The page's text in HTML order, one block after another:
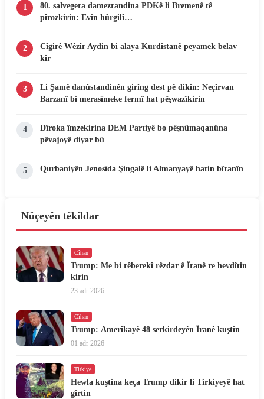
1
80. salvegera damezrandina PDKê li Bremenê tê
pîrozkirin: Evin hûrgilî…
2
Cîgirê Wêzîr Aydin bi alaya Kurdistanê peyamek belav
kir
3
Li Şamê danûstandinên girîng dest pê dikin: Neçîrvan
Barzanî bi merasîmeke fermî hat pêşwazîkirin
4
Dîroka îmzekirina DEM Partiyê bo pêşnûmaqanûna
pêvajoyê diyar bû
5 Qurbaniyên Jenosîda Şingalê li Almanyayê hatin bîranîn
Nûçeyên têkildar
Cîhan
Trump: Me bi rêberekî rêzdar ê Îranê re hevdîtin
kirin
23 adr 2026
Cîhan
Trump: Amerîkayê 48 serkirdeyên Îranê kuştin
01 adr 2026
Tirkiye
Hewla kuştina keça Trump dikir li Tirkiyeyê hat
girtin